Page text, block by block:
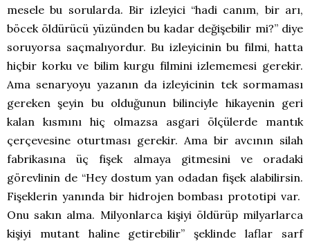
mesele bu sorularda. Bir izleyici “hadi canım, bir arı,
böcek öldürücü yüzünden bu kadar değişebilir mi?” diye
soruyorsa saçmalıyordur. Bu izleyicinin bu filmi, hatta
hiçbir korku ve bilim kurgu filmini izlememesi gerekir.
Ama senaryoyu yazanın da izleyicinin tek sormaması
gereken şeyin bu olduğunun bilinciyle hikayenin geri
kalan kısmını hiç olmazsa asgari ölçülerde mantık
çerçevesine oturtması gerekir. Ama bir avcının silah
fabrikasına üç fişek almaya gitmesini ve oradaki
görevlinin de “Hey dostum yan odadan fişek alabilirsin.
Fişeklerin yanında bir hidrojen bombası prototipi var.
Onu sakın alma. Milyonlarca kişiyi öldürüp milyarlarca
kişiyi mutant haline getirebilir” şeklinde laflar sarf